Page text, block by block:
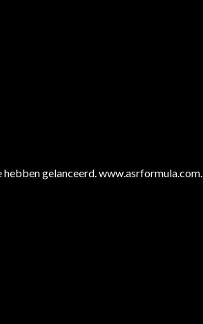
gelanceerd. www.asrformula.com.